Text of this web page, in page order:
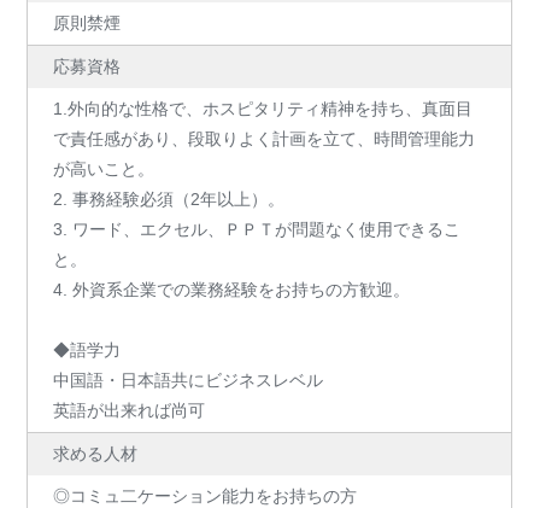
原則禁煙
応募資格
1.外向的な性格で、ホスピタリティ精神を持ち、真面目
で責任感があり、段取りよく計画を立て、時間管理能力
が高いこと。
2. 事務経験必須（2年以上）。
3. ワード、エクセル、ＰＰＴが問題なく使用できるこ
と。
4. 外資系企業での業務経験をお持ちの方歓迎。
◆語学力
中国語・日本語共にビジネスレベル
英語が出来れば尚可
求める人材
◎コミュ二ケーション能力をお持ちの方